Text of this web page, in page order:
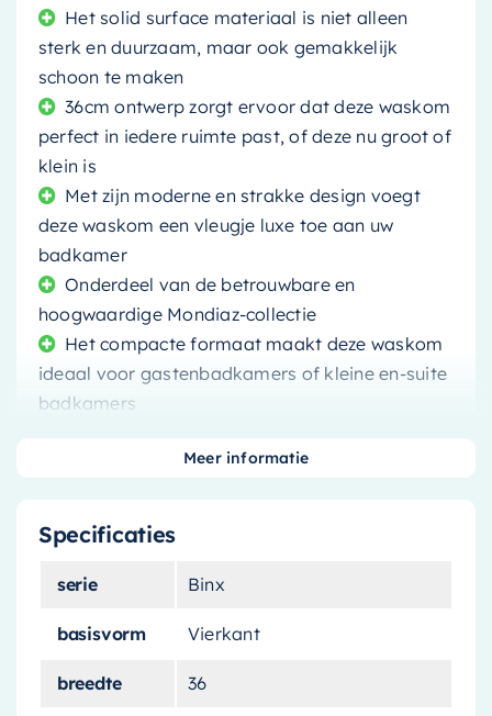
Het solid surface materiaal is niet alleen
sterk en duurzaam, maar ook gemakkelijk
schoon te maken
36cm ontwerp zorgt ervoor dat deze waskom
perfect in iedere ruimte past, of deze nu groot of
klein is
Met zijn moderne en strakke design voegt
deze waskom een vleugje luxe toe aan uw
badkamer
Onderdeel van de betrouwbare en
hoogwaardige Mondiaz-collectie
Het compacte formaat maakt deze waskom
ideaal voor gastenbadkamers of kleine en-suite
badkamers
Als u op zoek bent naar een manier om uw
badkamer te verlevendigen, zoek dan niet
prachtige stuk biedt niet alleen praktische
moderne esthetiek in uw ruimte.
Specificaties
serie Binx
basisvorm Vierkant
breedte 36
Meer informatie